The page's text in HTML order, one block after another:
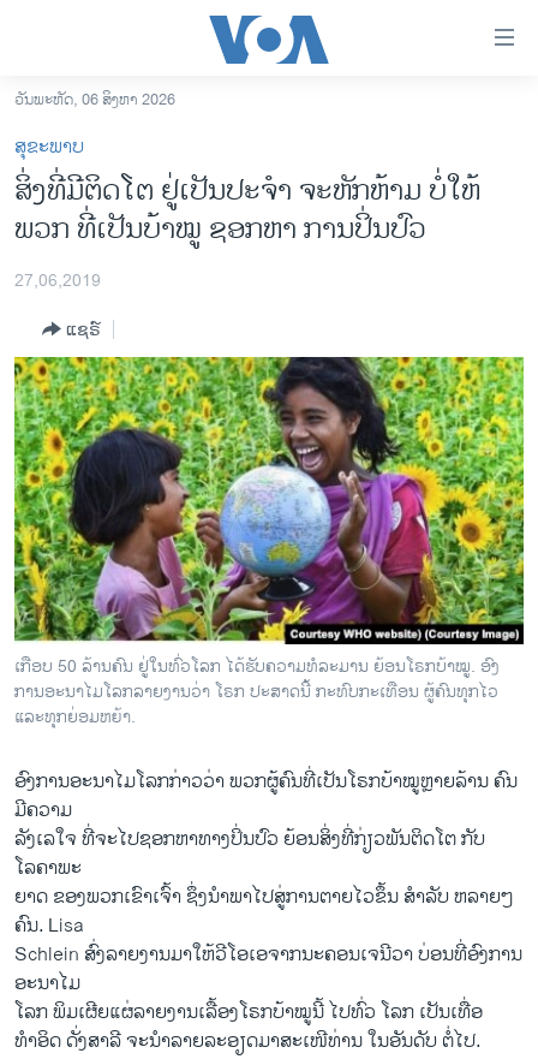
ເຂົ້າ
ຫາ
ຂ້າມ
ຂ້າມ
ຂ້າມ
ຫາ
ລາວ
ອາເມຣິກາ
ການເລືອກຕັ້ງ ປະທານາທີບໍດີ ສະຫະລັດ 2024
ຂ່າວ​ຈີນ
ໂລກ
ເອເຊຍ
ອິດສະຫຼະພາບດ້ານການຂ່າວ
ຊີວິດຊາວລາວ
ຊຸມຊົນຊາວລາວ
ວິທະຍາສາດ-ເທັກໂນໂລຈີ
ທຸລະກິດ
ພາສາອັງກິດ
ວີດີໂອ
ສຽງ
ລາຍການກະຈາຍສຽງ
ລາຍງານ
ຕິດຕາມພວກເຮົາ ທີ່
ພາສາຕ່າງໆ
ວັນພະຫັດ, 06 ສິງຫາ 2026
ສຸຂະພາບ
ສິ່ງທີ່ມີຕິດໂຕ ຢູ່ເປັນປະຈຳ ຈະຫັກຫ້າມ ບໍ່​ໃຫ້
ພວກ ທີ່ເປັນບ້າໝູ ຊອກຫາ ການປິ່ນປົວ
27,06,2019
ແຊຣ໌
ເກືອບ 50 ລ້ານຄົນ ຢູ່ໃນທົ່ວໂລກ ໄດ້ຮັບຄວາມທໍລະມານ ຍ້ອນໂຣກບ້າໝູ. ອົງ
ການອະນາໄມໂລກລາຍງານວ່າ ໂຣກ ປະສາດນີ້ ກະທົບກະເທືອນ ຜູ້ຄົນທຸກໄວ
ແລະທຸກຍ່ອມຫຍ້າ.
ອົງການອະນາໄມໂລກກ່າວວ່າ ພວກຜູ້ຄົນທີ່ເປັນໂຣກບ້າໝູຫຼາຍລ້ານ ຄົນ
ມີຄວາມ
ລັງເລໃຈ ທີ່ຈະໄປຊອກຫາທາງປິ່ນປົວ ຍ້ອນສິ່ງທີ່ກ່ຽວພັນຕິດໂຕ ກັບ
ໂລຄາພະ
ຍາດ ຂອງພວກເຂົາເຈົ້າ ຊຶ່ງນຳພາໄປສູ່ການຕາຍໄວຂຶ້ນ ສຳລັບ ຫລາຍໆ
ຄົນ. Lisa
Schlein ສົ່ງລາຍງານມາໃຫ້ວີໂອເອຈາກນະຄອນເຈນີວາ ບ່ອນທີ່ອົງການ
ອະນາໄມ
ໂລກ ​ພິມ​ເຜີຍແຜ່ລາຍງານເລື້ອງໂຣກບ້າໝູນີ້ ໄປທົ່ວ ໂລກ ເປັນເທື່ອ
ທຳອິດ ດັ່ງສາລີ ຈະນຳລາຍລະອຽດມາສະເໜີທ່ານ ໃນອັນດັບ ຕໍ່ໄປ.